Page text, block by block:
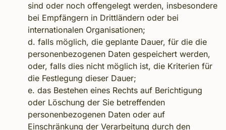
sind oder noch offengelegt werden, insbesondere
bei Empfängern in Drittländern oder bei
internationalen Organisationen;
d. falls möglich, die geplante Dauer, für die die
personenbezogenen Daten gespeichert werden,
oder, falls dies nicht möglich ist, die Kriterien für
die Festlegung dieser Dauer;
e. das Bestehen eines Rechts auf Berichtigung
oder Löschung der Sie betreffenden
personenbezogenen Daten oder auf
Einschränkung der Verarbeitung durch den